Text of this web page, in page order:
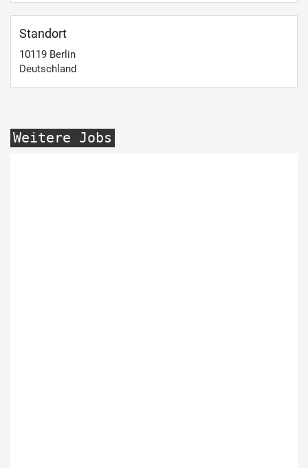
Standort
10119 Berlin
Deutschland
Weitere Jobs